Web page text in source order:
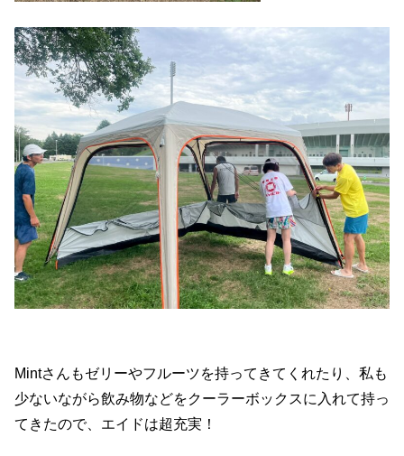
Mintさんもゼリーやフルーツを持ってきてくれたり、私も
少ないながら飲み物などをクーラーボックスに入れて持っ
てきたので、エイドは超充実！